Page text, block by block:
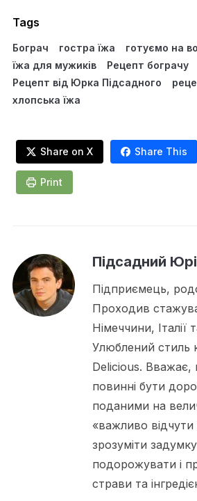
Tags
Бограч гостра їжа готуємо на
їжа для мужиків
Рецепт бограчу
Рецепт від Юрка Підсадного
хлопська їжа
Share on X Share This
Print
Підсадний
Підприємець,
Проходив
Німеччини, Італії
Улюблений стиль
Delicious. Вважає,
повинні бути
поданими на
«важливо відчути
зрозуміти
подорожувати і
страви та